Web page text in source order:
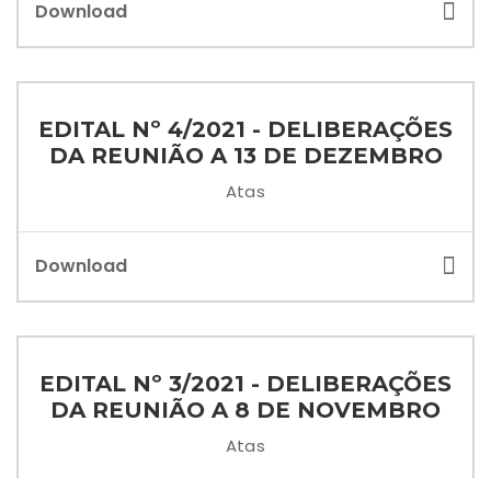
Download
EDITAL Nº 4/2021 - DELIBERAÇÕES
DA REUNIÃO A 13 DE DEZEMBRO
Atas
Download
EDITAL Nº 3/2021 - DELIBERAÇÕES
DA REUNIÃO A 8 DE NOVEMBRO
Atas